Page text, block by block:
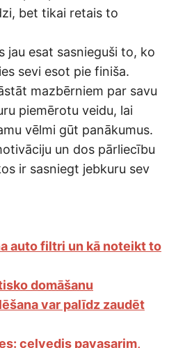
bet tikai retais to
jau esat sasnieguši to, ko
sevi esot pie finiša.
mazbērniem par savu
piemērotu veidu, lai
vēlmi gūt panākumus.
un dos pārliecību
ir sasniegt jebkuru sev
auto filtri un kā noteikt to
domāšanu
var palīdz zaudēt
ceļvedis pavasarim,